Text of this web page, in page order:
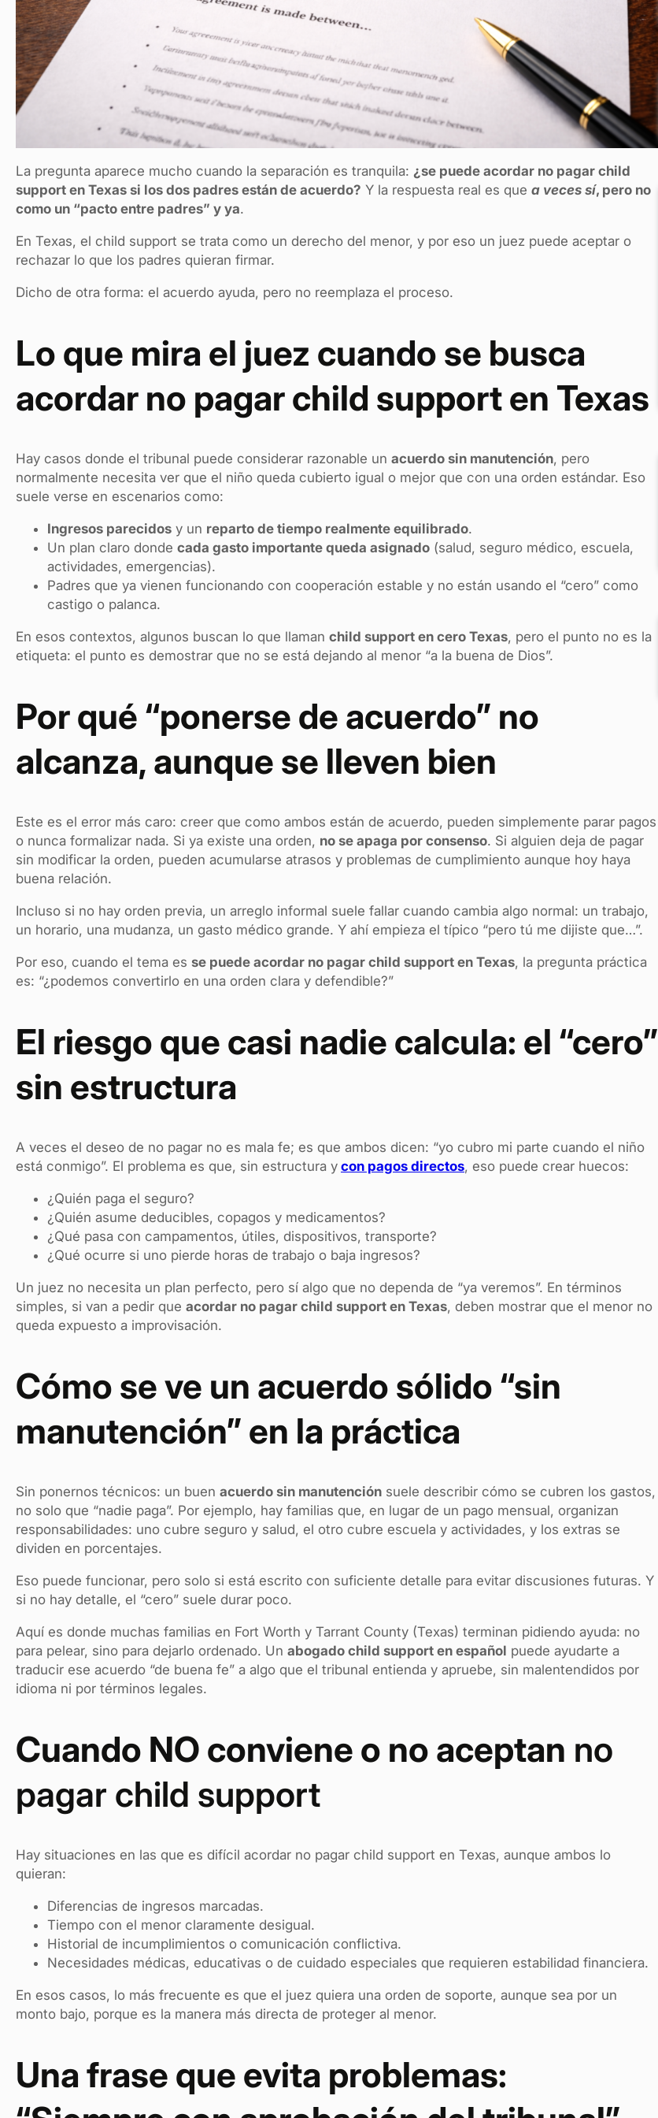
La pregunta aparece mucho cuando la separación es tranquila: ¿se puede acordar no pagar child
support en Texas si los dos padres están de acuerdo? Y la respuesta real es que a veces sí, pero no
como un “pacto entre padres” y ya.
En Texas, el child support se trata como un derecho del menor, y por eso un juez puede aceptar o
rechazar lo que los padres quieran firmar.
Dicho de otra forma: el acuerdo ayuda, pero no reemplaza el proceso.
Lo que mira el juez cuando se busca
acordar no pagar child support en Texas
Hay casos donde el tribunal puede considerar razonable un acuerdo sin manutención, pero
normalmente necesita ver que el niño queda cubierto igual o mejor que con una orden estándar. Eso
suele verse en escenarios como:
Ingresos parecidos y un reparto de tiempo realmente equilibrado.
Un plan claro donde cada gasto importante queda asignado (salud, seguro médico, escuela,
actividades, emergencias).
Padres que ya vienen funcionando con cooperación estable y no están usando el “cero” como
castigo o palanca.
En esos contextos, algunos buscan lo que llaman child support en cero Texas, pero el punto no es la
etiqueta: el punto es demostrar que no se está dejando al menor “a la buena de Dios”.
Por qué “ponerse de acuerdo” no
alcanza, aunque se lleven bien
Este es el error más caro: creer que como ambos están de acuerdo, pueden simplemente parar pagos
o nunca formalizar nada. Si ya existe una orden, no se apaga por consenso. Si alguien deja de pagar
sin modificar la orden, pueden acumularse atrasos y problemas de cumplimiento aunque hoy haya
buena relación.
Incluso si no hay orden previa, un arreglo informal suele fallar cuando cambia algo normal: un trabajo,
un horario, una mudanza, un gasto médico grande. Y ahí empieza el típico “pero tú me dijiste que…”.
Por eso, cuando el tema es se puede acordar no pagar child support en Texas, la pregunta práctica
es: “¿podemos convertirlo en una orden clara y defendible?”
El riesgo que casi nadie calcula: el “cero”
sin estructura
A veces el deseo de no pagar no es mala fe; es que ambos dicen: “yo cubro mi parte cuando el niño
está conmigo”. El problema es que, sin estructura y con pagos directos, eso puede crear huecos:
¿Quién paga el seguro?
¿Quién asume deducibles, copagos y medicamentos?
¿Qué pasa con campamentos, útiles, dispositivos, transporte?
¿Qué ocurre si uno pierde horas de trabajo o baja ingresos?
Un juez no necesita un plan perfecto, pero sí algo que no dependa de “ya veremos”. En términos
simples, si van a pedir que acordar no pagar child support en Texas, deben mostrar que el menor no
queda expuesto a improvisación.
Cómo se ve un acuerdo sólido “sin
manutención” en la práctica
Sin ponernos técnicos: un buen acuerdo sin manutención suele describir cómo se cubren los gastos,
no solo que “nadie paga”. Por ejemplo, hay familias que, en lugar de un pago mensual, organizan
responsabilidades: uno cubre seguro y salud, el otro cubre escuela y actividades, y los extras se
dividen en porcentajes.
Eso puede funcionar, pero solo si está escrito con suficiente detalle para evitar discusiones futuras. Y
si no hay detalle, el “cero” suele durar poco.
Aquí es donde muchas familias en Fort Worth y Tarrant County (Texas) terminan pidiendo ayuda: no
para pelear, sino para dejarlo ordenado. Un abogado child support en español puede ayudarte a
traducir ese acuerdo “de buena fe” a algo que el tribunal entienda y apruebe, sin malentendidos por
idioma ni por términos legales.
Cuando NO conviene o no aceptan no
pagar child support
Hay situaciones en las que es difícil acordar no pagar child support en Texas, aunque ambos lo
quieran:
Diferencias de ingresos marcadas.
Tiempo con el menor claramente desigual.
Historial de incumplimientos o comunicación conflictiva.
Necesidades médicas, educativas o de cuidado especiales que requieren estabilidad financiera.
En esos casos, lo más frecuente es que el juez quiera una orden de soporte, aunque sea por un
monto bajo, porque es la manera más directa de proteger al menor.
Una frase que evita problemas: